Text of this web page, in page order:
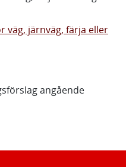
väg, järnväg, färja eller
angående